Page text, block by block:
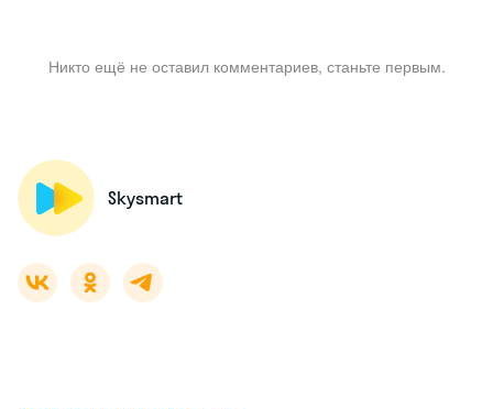
Никто ещё не оставил комментариев, станьте первым.
Skysmart